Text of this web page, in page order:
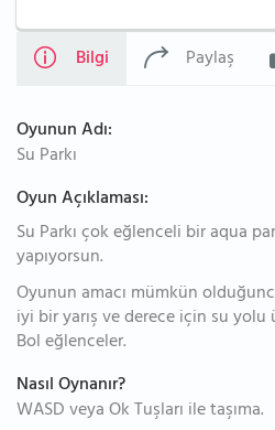
Bilgi Paylaş
Oyunun Adı:
Su Parkı
Oyun Açıklaması:
Su Parkı çok eğlenceli bir aqua
yapıyorsun.
Oyunun amacı mümkün
iyi bir yarış ve derece için su
Bol eğlenceler.
Nasıl Oynanır?
WASD veya Ok Tuşları ile taşıma.